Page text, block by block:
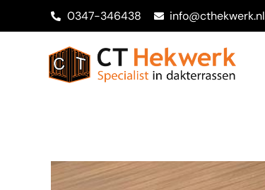
0347-346438 info@cthekwerk.nl